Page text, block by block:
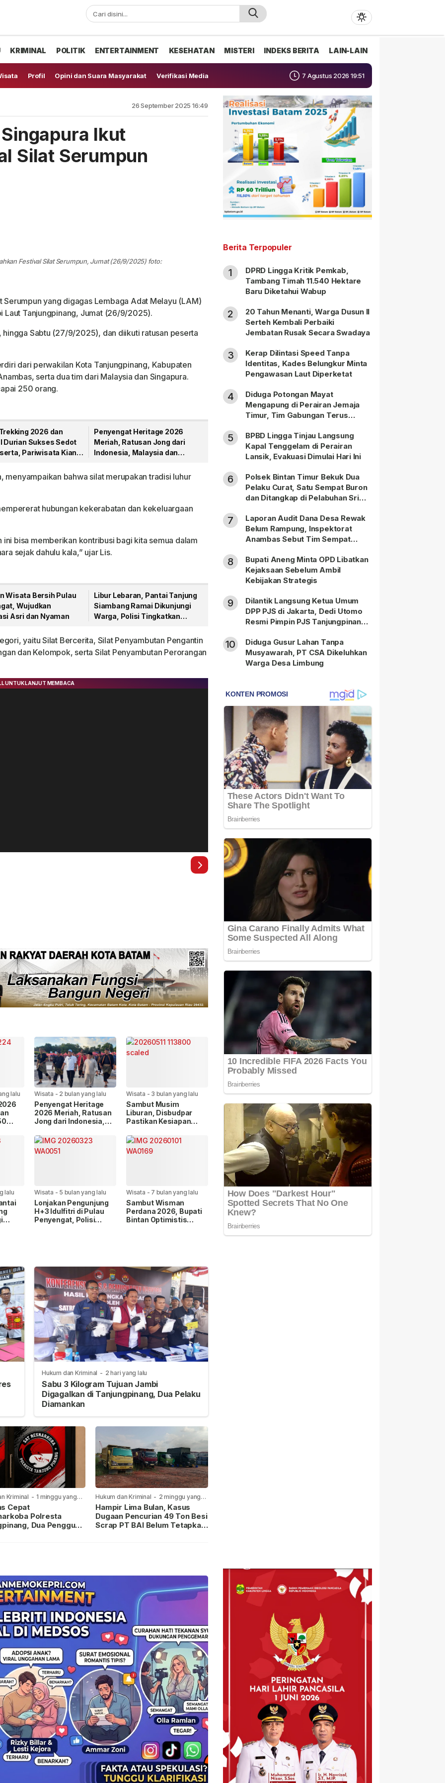
KRIMINAL POLITIK ENTERTAINMENT KESEHATAN MISTERI INDEKS BERITA LAIN-LAIN
Profil Opini dan Suara Masyarakat Verifikasi Media 7 Agustus 2026 19:51
26 September 2025 16:49
Ikut
Silat Serumpun
Festival Silat Serumpun, Jumat (26/9/2025) foto:
Serumpun yang digagas Lembaga Adat Melayu (LAM)
Laut Tanjungpinang, Jumat (26/9/2025).
Sabtu (27/9/2025), dan diikuti ratusan peserta
dari perwakilan Kota Tanjungpinang, Kabupaten
serta dua tim dari Malaysia dan Singapura.
250 orang.
2026 dan
Durian Sukses Sedot
Pariwisata Kian
Penyengat Heritage 2026
Meriah, Ratusan Jong dari
Indonesia, Malaysia dan
menyampaikan bahwa silat merupakan tradisi luhur
hubungan kekerabatan dan kekeluargaan
ini bisa memberikan kontribusi bagi kita semua dalam
sejak dahulu kala,” ujar Lis.
Wisata Bersih Pulau
Wujudkan
Asri dan Nyaman
Libur Lebaran, Pantai Tanjung
Siambang Ramai Dikunjungi
Warga, Polisi Tingkatkan
yaitu Silat Bercerita, Silat Penyambutan Pengantin
dan Kelompok, serta Silat Penyambutan Perorangan
lalu Wisata - 2 bulan yang lalu
Penyengat Heritage
2026 Meriah, Ratusan
Jong dari Indonesia,
Singapura Berlaga
Wisata - 3 bulan yang lalu
Sambut Musim
Liburan, Disbudpar
Pastikan Kesiapan
Penyengat
lalu Wisata - 5 bulan yang lalu
Lonjakan Pengunjung
H+3 Idulfitri di Pulau
Penyengat, Polisi
Wisata - 7 bulan yang lalu
Sambut Wisman
Perdana 2026, Bupati
Bintan Optimistis
Hukum dan Kriminal - 2 hari yang lalu
Sabu 3 Kilogram Tujuan Jambi
Digagalkan di Tanjungpinang, Dua Pelaku
Diamankan
Kriminal - 1 minggu yang
Cepat
Polresta
Dua Pengguna
Hukum dan Kriminal - 2 minggu yang
lalu
Hampir Lima Bulan, Kasus
Dugaan Pencurian 49 Ton Besi
Scrap PT BAI Belum Tetapkan
Berita Terpopuler
1
DPRD Lingga Kritik Pemkab,
Tambang Timah 11.540 Hektare
Baru Diketahui Wabup
2
20 Tahun Menanti, Warga Dusun II
Serteh Kembali Perbaiki
Jembatan Rusak Secara Swadaya
3
Kerap Dilintasi Speed Tanpa
Identitas, Kades Belungkur Minta
Pengawasan Laut Diperketat
4
Diduga Potongan Mayat
Mengapung di Perairan Jemaja
Timur, Tim Gabungan Terus
5
BPBD Lingga Tinjau Langsung
Kapal Tenggelam di Perairan
Lansik, Evakuasi Dimulai Hari Ini
6
Polsek Bintan Timur Bekuk Dua
Pelaku Curat, Satu Sempat Buron
dan Ditangkap di Pelabuhan Sri
7
Laporan Audit Dana Desa Rewak
Belum Rampung, Inspektorat
Anambas Sebut Tim Sempat
8
Bupati Aneng Minta OPD Libatkan
Kejaksaan Sebelum Ambil
Kebijakan Strategis
9
Dilantik Langsung Ketua Umum
DPP PJS di Jakarta, Dedi Utomo
Resmi Pimpin PJS Tanjungpinang-
10
Diduga Gusur Lahan Tanpa
Musyawarah, PT CSA Dikeluhkan
Warga Desa Limbung